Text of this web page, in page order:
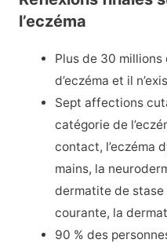
l’eczéma
Plus de 30 millions
d’eczéma et il
Sept affections
catégorie de
contact, l’eczéma
mains, la
dermatite de stase
courante, la
90 % des